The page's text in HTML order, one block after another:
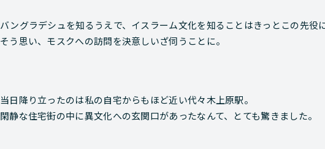
バングラデシュを知るうえで、イスラーム文化を知ることはきっとこの先役に
そう思い、モスクへの訪問を決意しいざ伺うことに。
当日降り立ったのは私の自宅からもほど近い代々木上原駅。
閑静な住宅街の中に異文化への玄関口があったなんて、とても驚きました。